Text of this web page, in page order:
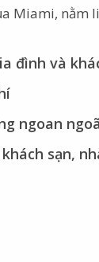
Miami, nằm
đình và
ngoan
sạn,